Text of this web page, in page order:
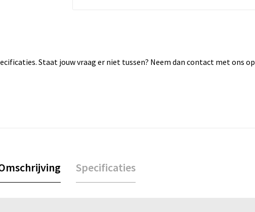
Staat jouw vraag er niet tussen? Neem dan contact met ons op
Specificaties